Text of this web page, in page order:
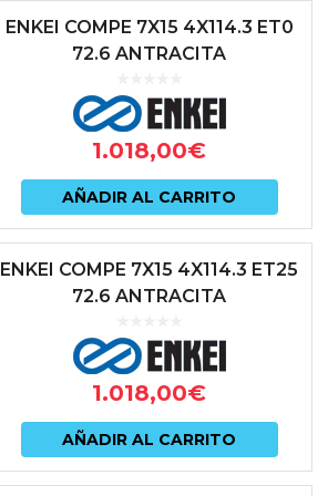
ENKEI COMPE 7X15 4X114.3 ET0
72.6 ANTRACITA
1.018,00€
AÑADIR AL CARRITO
ENKEI COMPE 7X15 4X114.3 ET25
72.6 ANTRACITA
1.018,00€
AÑADIR AL CARRITO